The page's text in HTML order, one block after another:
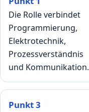
Die Rolle verbindet
Programmierung,
Elektrotechnik,
Prozessverständnis
und Kommunikation.
Punkt 3